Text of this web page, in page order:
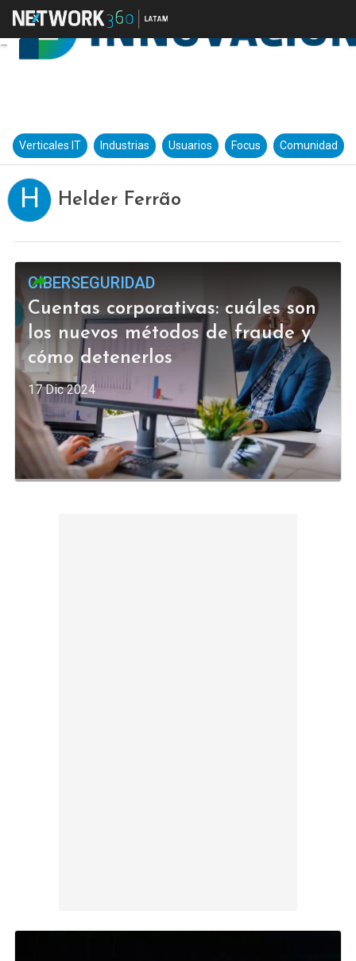
Verticales IT Industrias Usuarios Focus Comunidad
H Helder Ferrão
CIBERSEGURIDAD
Cuentas corporativas: cuáles son
los nuevos métodos de fraude y
cómo detenerlos
17 Dic 2024